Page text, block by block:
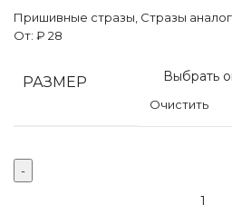
Пришивные стразы Стразы
От: ₽ 28
РАЗМЕР
Очистить